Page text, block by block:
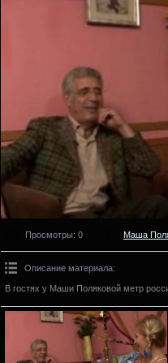
Просмотры: 0 Маша
Описание материала:
В гостях у Маши Поляковой метр